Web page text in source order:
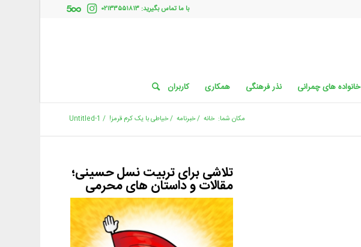
با ما تماس بگیرید: ۰۲۱۳۳۵۵۱۸۱۳
خانواده های چمرانی نذر فرهنگی همکاری کاربران
مکان شما: خانه /خبرنامه /خیاطی با یک کرم قرمز! /
Untitled-1
تلاشی برای تربیت نسل حسینی؛
مقالات و داستان های محرمی